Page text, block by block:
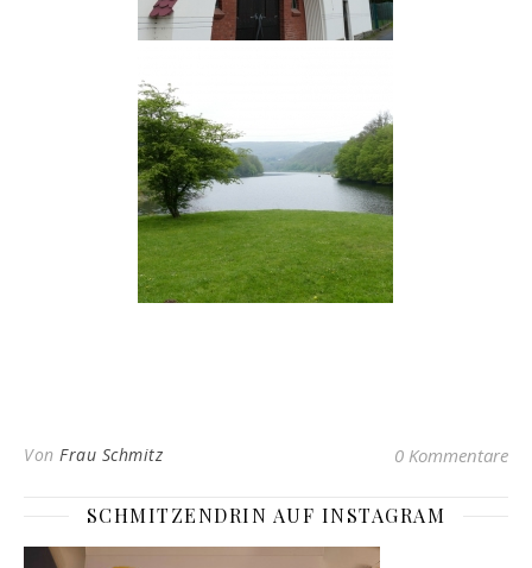
Von Frau Schmitz 0 Kommentare
SCHMITZENDRIN AUF INSTAGRAM